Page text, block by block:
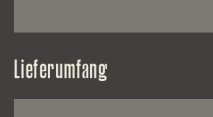
Lieferumfang